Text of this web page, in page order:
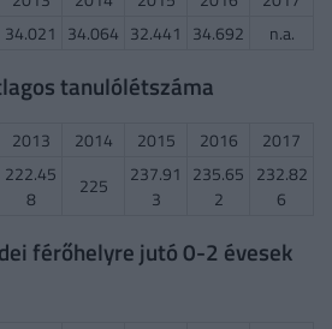
34.021 34.064 32.441 34.692 n.a.
tanulólétszáma
2013 2014 2015 2016
2017
222.45
8
225
237.91
3
235.65
2
232.82
6
férőhelyre jutó 0-2 évesek